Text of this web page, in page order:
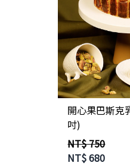
開心果巴斯克
吋)
NT$ 750
NT$680